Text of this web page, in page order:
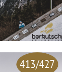
413/427